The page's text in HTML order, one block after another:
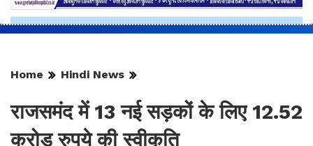
Home Hindi News
राजसमंद में 13 नई सड़कों के लिए 12.52
करोड़ रुपये की स्वीकृति